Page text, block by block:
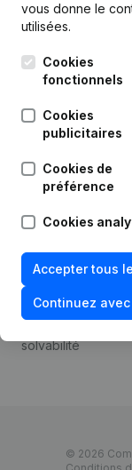
vous donne le
utilisées.
Cookies
fonctionnels
Cookies
publicitaires
Cookies de
préférence
Cookies
Accepter tous
Continuez
Kantorenpark
1800 Vilvoorde
Compliance et
de la fraude
Consulter des
Recherche de
TVA
solvabilité
© 2026